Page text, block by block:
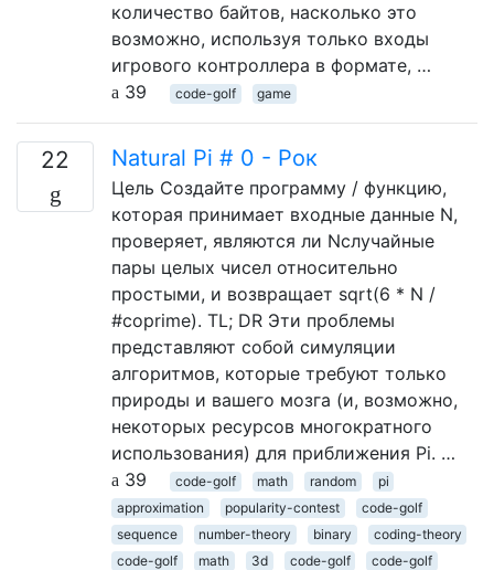
количество байтов, насколько это
возможно, используя только входы
игрового контроллера в формате, …
39
code-golf game
22 Natural Pi # 0 - Рок
Цель Создайте программу / функцию,
которая принимает входные данные N,
проверяет, являются ли Nслучайные
пары целых чисел относительно
простыми, и возвращает sqrt(6 * N /
#coprime). TL; DR Эти проблемы
представляют собой симуляции
алгоритмов, которые требуют только
природы и вашего мозга (и, возможно,
некоторых ресурсов многократного
использования) для приближения Pi. …
39
code-golf math random
pi
approximation
popularity-contest
code-golf
sequence
number-theory binary
coding-theory
code-golf
math 3d code-golf
code-golf